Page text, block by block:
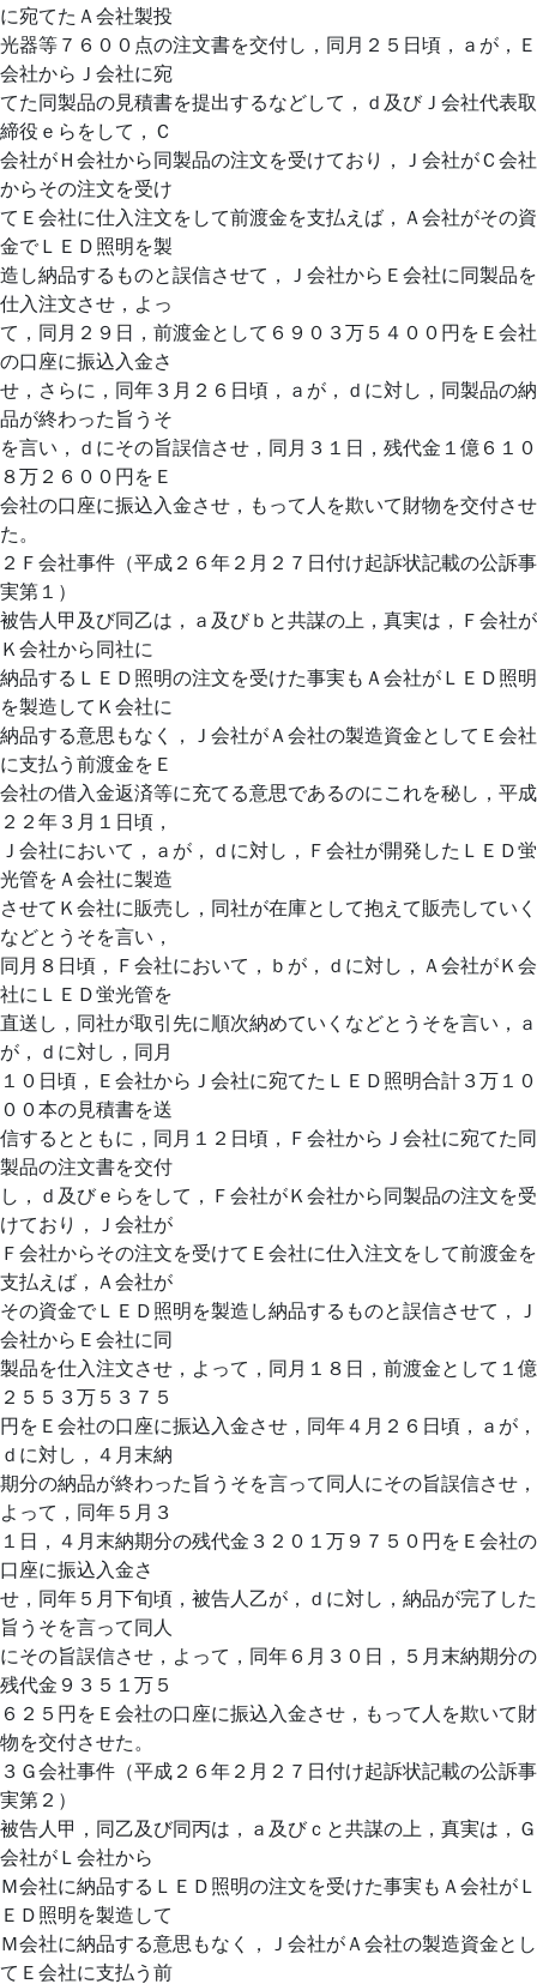
に宛てたＡ会社製投
光器等７６００点の注文書を交付し，同月２５日頃，ａが，Ｅ
会社からＪ会社に宛
てた同製品の見積書を提出するなどして，ｄ及びＪ会社代表取
締役ｅらをして，Ｃ
会社がＨ会社から同製品の注文を受けており，Ｊ会社がＣ会社
からその注文を受け
てＥ会社に仕入注文をして前渡金を支払えば，Ａ会社がその資
金でＬＥＤ照明を製
造し納品するものと誤信させて，Ｊ会社からＥ会社に同製品を
仕入注文させ，よっ
て，同月２９日，前渡金として６９０３万５４００円をＥ会社
の口座に振込入金さ
せ，さらに，同年３月２６日頃，ａが，ｄに対し，同製品の納
品が終わった旨うそ
を言い，ｄにその旨誤信させ，同月３１日，残代金１億６１０
８万２６００円をＥ
会社の口座に振込入金させ，もって人を欺いて財物を交付させ
た。
２Ｆ会社事件（平成２６年２月２７日付け起訴状記載の公訴事
実第１）
被告人甲及び同乙は，ａ及びｂと共謀の上，真実は，Ｆ会社が
Ｋ会社から同社に
納品するＬＥＤ照明の注文を受けた事実もＡ会社がＬＥＤ照明
を製造してＫ会社に
納品する意思もなく，Ｊ会社がＡ会社の製造資金としてＥ会社
に支払う前渡金をＥ
会社の借入金返済等に充てる意思であるのにこれを秘し，平成
２２年３月１日頃，
Ｊ会社において，ａが，ｄに対し，Ｆ会社が開発したＬＥＤ蛍
光管をＡ会社に製造
させてＫ会社に販売し，同社が在庫として抱えて販売していく
などとうそを言い，
同月８日頃，Ｆ会社において，ｂが，ｄに対し，Ａ会社がＫ会
社にＬＥＤ蛍光管を
直送し，同社が取引先に順次納めていくなどとうそを言い，ａ
が，ｄに対し，同月
１０日頃，Ｅ会社からＪ会社に宛てたＬＥＤ照明合計３万１０
００本の見積書を送
信するとともに，同月１２日頃，Ｆ会社からＪ会社に宛てた同
製品の注文書を交付
し，ｄ及びｅらをして，Ｆ会社がＫ会社から同製品の注文を受
けており，Ｊ会社が
Ｆ会社からその注文を受けてＥ会社に仕入注文をして前渡金を
支払えば，Ａ会社が
その資金でＬＥＤ照明を製造し納品するものと誤信させて，Ｊ
会社からＥ会社に同
製品を仕入注文させ，よって，同月１８日，前渡金として１億
２５５３万５３７５
円をＥ会社の口座に振込入金させ，同年４月２６日頃，ａが，
ｄに対し，４月末納
期分の納品が終わった旨うそを言って同人にその旨誤信させ，
よって，同年５月３
１日，４月末納期分の残代金３２０１万９７５０円をＥ会社の
口座に振込入金さ
せ，同年５月下旬頃，被告人乙が，ｄに対し，納品が完了した
旨うそを言って同人
にその旨誤信させ，よって，同年６月３０日，５月末納期分の
残代金９３５１万５
６２５円をＥ会社の口座に振込入金させ，もって人を欺いて財
物を交付させた。
３Ｇ会社事件（平成２６年２月２７日付け起訴状記載の公訴事
実第２）
被告人甲，同乙及び同丙は，ａ及びｃと共謀の上，真実は，Ｇ
会社がＬ会社から
Ｍ会社に納品するＬＥＤ照明の注文を受けた事実もＡ会社がＬ
ＥＤ照明を製造して
Ｍ会社に納品する意思もなく，Ｊ会社がＡ会社の製造資金とし
てＥ会社に支払う前